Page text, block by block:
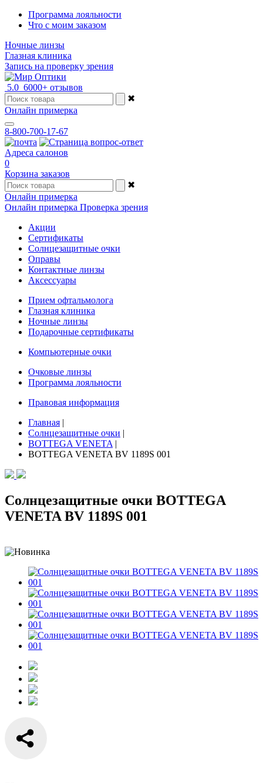
Программа лояльности
Что с моим заказом
Ночные линзы
Глазная клиника
Запись на проверку зрения
5.0 6000+ отзывов
✖
Онлайн примерка
8-800-700-17-67
Адреса салонов
0
Корзина заказов
✖
Онлайн примерка
Онлайн примерка Проверка зрения
Акции
Сертификаты
Солнцезащитные очки
Оправы
Контактные линзы
Аксессуары
Прием офтальмолога
Глазная клиника
Ночные линзы
Подарочные сертификаты
Компьютерные очки
Очковые линзы
Программа лояльности
Правовая информация
Главная |
Солнцезащитные очки |
BOTTEGA VENETA |
BOTTEGA VENETA BV 1189S 001
Солнцезащитные очки BOTTEGA
VENETA BV 1189S 001